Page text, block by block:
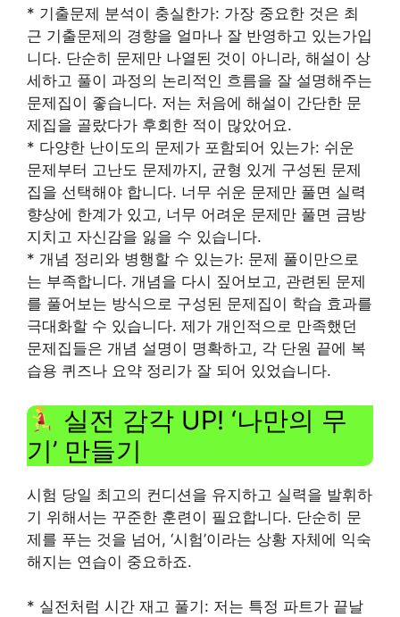
* 기출문제 분석이 충실한가: 가장 중요한 것은 최
근 기출문제의 경향을 얼마나 잘 반영하고 있는가입
니다. 단순히 문제만 나열된 것이 아니라, 해설이 상
세하고 풀이 과정의 논리적인 흐름을 잘 설명해주는
문제집이 좋습니다. 저는 처음에 해설이 간단한 문
제집을 골랐다가 후회한 적이 많았어요.
* 다양한 난이도의 문제가 포함되어 있는가: 쉬운
문제부터 고난도 문제까지, 균형 있게 구성된 문제
집을 선택해야 합니다. 너무 쉬운 문제만 풀면 실력
향상에 한계가 있고, 너무 어려운 문제만 풀면 금방
지치고 자신감을 잃을 수 있습니다.
* 개념 정리와 병행할 수 있는가: 문제 풀이만으로
는 부족합니다. 개념을 다시 짚어보고, 관련된 문제
를 풀어보는 방식으로 구성된 문제집이 학습 효과를
극대화할 수 있습니다. 제가 개인적으로 만족했던
문제집들은 개념 설명이 명확하고, 각 단원 끝에 복
습용 퀴즈나 요약 정리가 잘 되어 있었습니다.
실전 감각 UP! ‘나만의 무
기’ 만들기
시험 당일 최고의 컨디션을 유지하고 실력을 발휘하
기 위해서는 꾸준한 훈련이 필요합니다. 단순히 문
제를 푸는 것을 넘어, ‘시험’이라는 상황 자체에 익숙
해지는 연습이 중요하죠.
* 실전처럼 시간 재고 풀기: 저는 특정 파트가 끝날